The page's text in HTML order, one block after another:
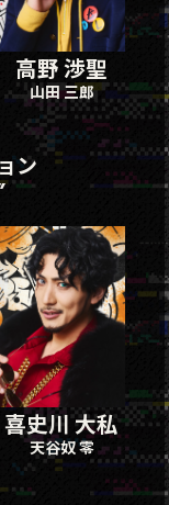
高野 渉聖
山田 三郎
ン
喜史川 大私
天谷奴 零